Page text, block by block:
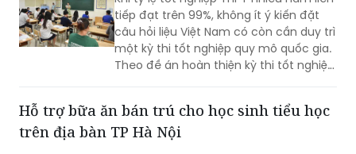
tiếp đạt trên 99%, không ít ý kiến đặt
câu hỏi liệu Việt Nam có còn cần duy trì
một kỳ thi tốt nghiệp quy mô quốc gia.
Theo đề án hoàn thiện kỳ thi tốt nghiệp
ánh đầy đủ vai trò của kỳ thi.
Hỗ trợ bữa ăn bán trú cho học sinh tiểu học
trên địa bàn TP Hà Nội